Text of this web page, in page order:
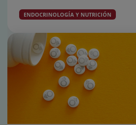
ENDOCRINOLOGÍA Y NUTRICIÓN